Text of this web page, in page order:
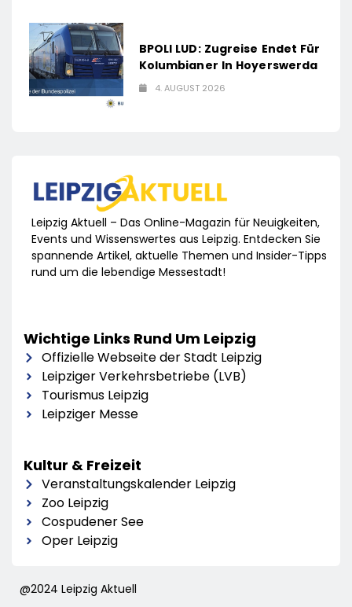
BPOLI LUD: Zugreise Endet Für
Kolumbianer In Hoyerswerda
4. AUGUST 2026
Leipzig Aktuell – Das Online-Magazin für Neuigkeiten,
Events und Wissenswertes aus Leipzig. Entdecken Sie
spannende Artikel, aktuelle Themen und Insider-Tipps
rund um die lebendige Messestadt!
Wichtige Links Rund Um Leipzig
Offizielle Webseite der Stadt Leipzig
Leipziger Verkehrsbetriebe (LVB)
Tourismus Leipzig
Leipziger Messe
Kultur & Freizeit
Veranstaltungskalender Leipzig
Zoo Leipzig
Cospudener See
Oper Leipzig
@2024 Leipzig Aktuell